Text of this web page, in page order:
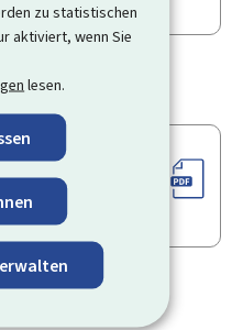
zu statistischen
aktiviert, wenn Sie
lesen.
für